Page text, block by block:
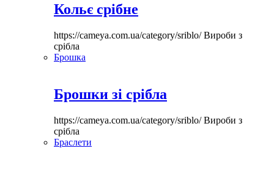
Кольє срібне
https://cameya.com.ua/category/sriblo/Вироби з
срібла
Брошка
Брошки зі срібла
https://cameya.com.ua/category/sriblo/Вироби з
срібла
Браслети